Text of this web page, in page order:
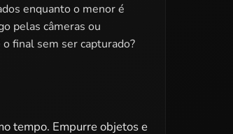
enquanto o menor é
pelas câmeras ou
final sem ser capturado?
tempo. Empurre objetos e